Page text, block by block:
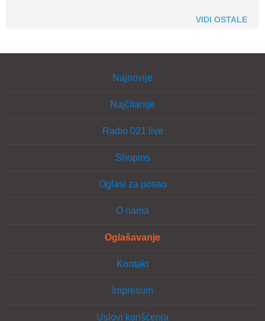
VIDI OSTALE
Najnovije
Najčitanije
Radio 021 live
Shopins
Oglasi za posao
O nama
Oglašavanje
Kontakt
Impresum
Uslovi korišćenja